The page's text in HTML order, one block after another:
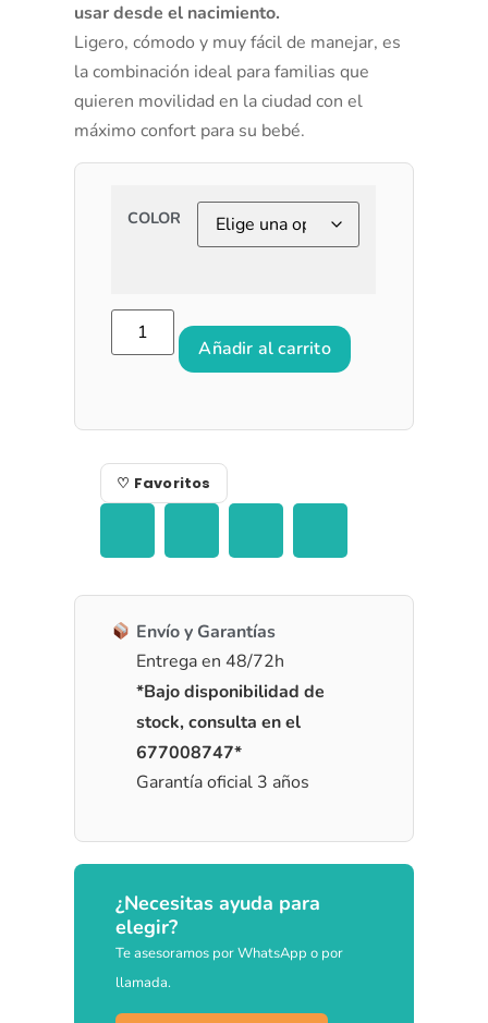
usar desde el nacimiento.
Ligero, cómodo y muy fácil de manejar, es
la combinación ideal para familias que
quieren movilidad en la ciudad con el
máximo confort para su bebé.
COLOR
Añadir al carrito
♡ Favoritos
Envío y Garantías
Entrega en 48/72h
*Bajo disponibilidad de
stock, consulta en el
677008747*
Garantía oficial 3 años
¿Necesitas ayuda para
elegir?
Te asesoramos por WhatsApp o por
llamada.